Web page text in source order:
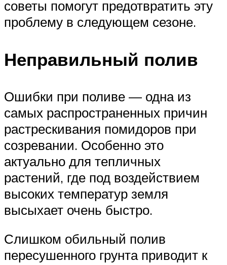
советы помогут предотвратить эту
проблему в следующем сезоне.
Неправильный полив
Ошибки при поливе — одна из
самых распространенных причин
растрескивания помидоров при
созревании. Особенно это
актуально для тепличных
растений, где под воздействием
высоких температур земля
высыхает очень быстро.
Слишком обильный полив
пересушенного грунта приводит к